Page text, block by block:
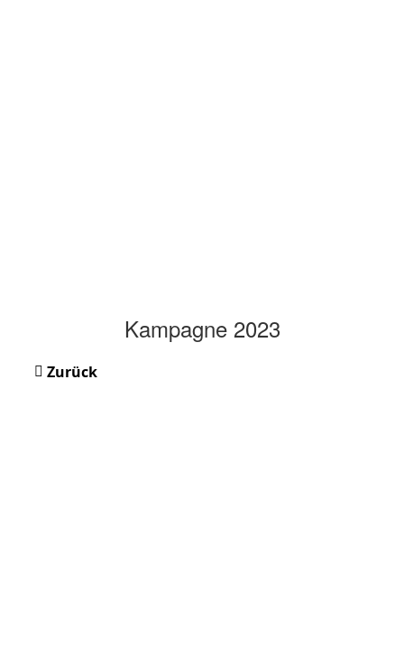
Kampagne 2023
Zurück